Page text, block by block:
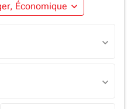
Économique expand_more
expand_more
expand_more